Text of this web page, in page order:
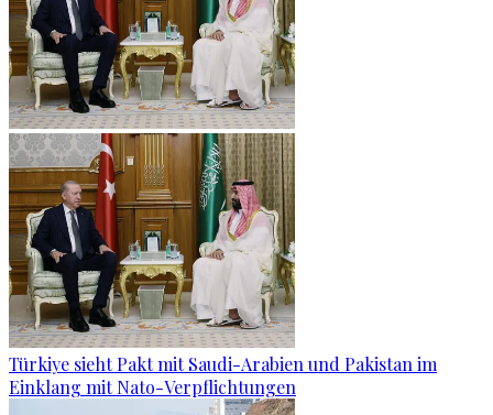
Türkiye sieht Pakt mit Saudi-Arabien und Pakistan im
Einklang mit Nato-Verpflichtungen